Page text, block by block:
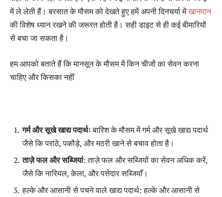
में ले लेती हैं। बरसात के मौसम को देखते हुए हमें अपनी दिनचर्या मेंखानपान
की विशेष ध्यान रखने की जरूरत होती है। सही डाइट से ही कई बीमारियों
से बचा जा सकता है।
हम आपको बताते हैं कि मानसून के मौसम में किन चीजों का सेवन करना
चाहिए और किसका नहीं
गर्म और सूखे खाद्य पदार्थःबारिश के मौसम में गर्म और सूखे खाद्य पदार्थ
जैसे कि परांठे, पकौड़े, और मठरी खाने से बचाव होता है।
ताज़े फल और सब्जियां: ताज़े फल और सब्जियों का सेवन अधिक करें,
जैसे कि नारियल, केला, और पत्तेदार सब्जियाँ।
हल्के और आसानी से पचने वाले खाद्य पदार्थ: हल्के और आसानी से